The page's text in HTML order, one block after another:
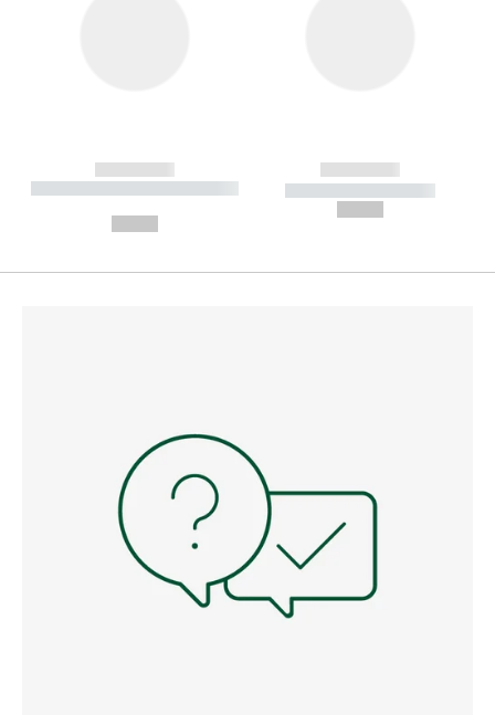
------------
----------- ----------- --------
------------
----------- -----------